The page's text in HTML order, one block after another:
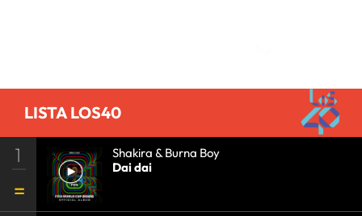
LISTA LOS40
1
Shakira & Burna Boy
Dai dai